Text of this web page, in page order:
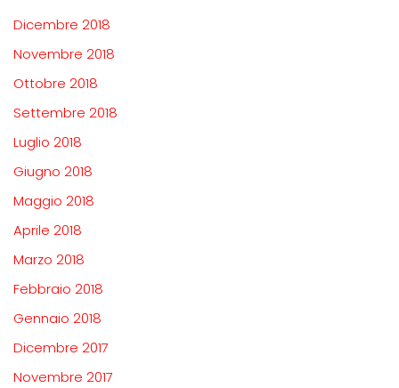
Dicembre 2018
Novembre 2018
Ottobre 2018
Settembre 2018
Luglio 2018
Giugno 2018
Maggio 2018
Aprile 2018
Marzo 2018
Febbraio 2018
Gennaio 2018
Dicembre 2017
Novembre 2017